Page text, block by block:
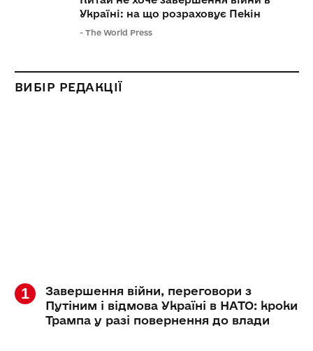
Україні: на що розраховує Пекін
- The World Press
ВИБІР РЕДАКЦІЇ
Завершення війни, переговори з
Путіним і відмова Україні в НАТО: кроки
Трампа у разі повернення до влади